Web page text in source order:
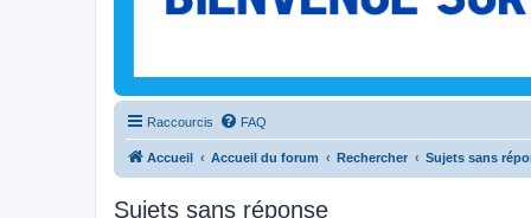
Raccourcis FAQ
Accueil Accueil du forum Rechercher Sujets sans
Sujets sans réponse